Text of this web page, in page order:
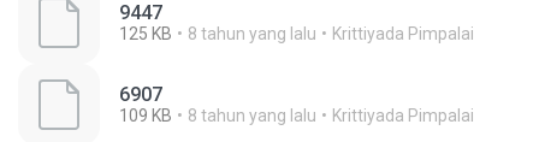
9447
125 KB 8 tahun yang lalu Krittiyada Pimpalai
6907
109 KB 8 tahun yang lalu Krittiyada Pimpalai